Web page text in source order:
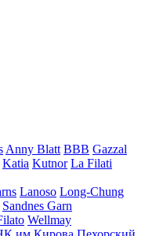
Anny Blatt BBB Gazzal
Katia Kutnor La Filati
Lanoso Long-Chung
Sandnes Garn
Wellmay